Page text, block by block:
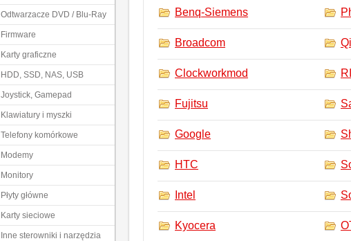
Odtwarzacze DVD / Blu-Ray
Firmware
Karty graficzne
HDD, SSD, NAS, USB
Joystick, Gamepad
Klawiatury i myszki
Telefony komórkowe
Modemy
Monitory
Płyty główne
Karty sieciowe
Inne sterowniki i narzędzia
Benq-Siemens
Broadcom
Clockworkmod
Fujitsu
Google
HTC
Intel
Kyocera